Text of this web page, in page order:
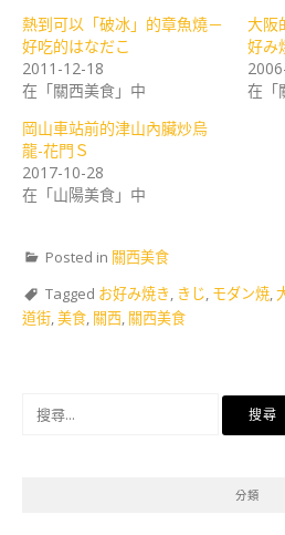
熱到可以「破冰」的章魚燒－
好吃的はなだこ
2011-12-18
在「關西美食」中
大阪
好み
在「
岡山車站前的津山內臟炒烏
龍-花門Ｓ
2017-10-28
在「山陽美食」中
Posted in 關西美食
Tagged お好み焼き, きじ, モダン焼,
道街,美食, 關西, 關西美食
分類